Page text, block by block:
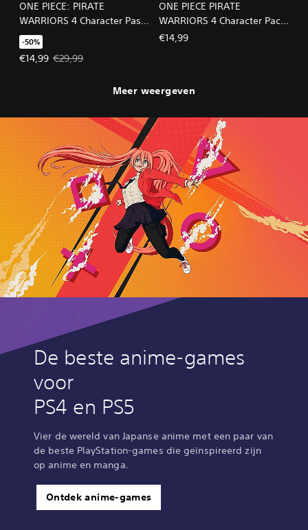
ONE PIECE: PIRATE
WARRIORS 4 Character Pass
2
-50%
€14,99
Actieprijs: €14,99. Oorspronkelijke prijs: €29,99.
€29,99
ONE PIECE PIRATE
WARRIORS 4 Character Pack
8 Special Selection Pack
€14,99
Meer weergeven
De beste anime-games
voor
PS4 en PS5
Vier de wereld van Japanse anime met een paar van
de beste PlayStation-games die geïnspireerd zijn
op anime en manga.
Ontdek anime-games